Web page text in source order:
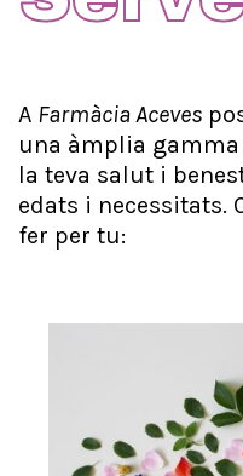
A Farmàcia Aceves
una àmplia
la teva salut i
edats i necessitats.
fer per tu: